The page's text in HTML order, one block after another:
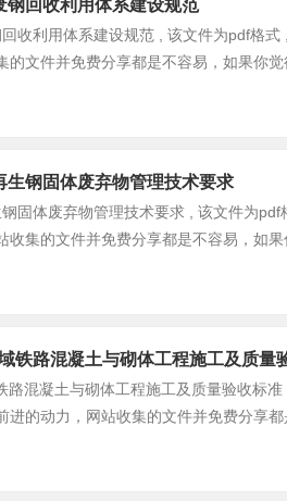
回收利用体系建设规范
收利用体系建设规范 , 该文件为pdf格
的文件并免费分享都是不容易，如果你觉
钢固体废弃物管理技术要求
固体废弃物管理技术要求 , 该文件为
收集的文件并免费分享都是不容易，如果
铁路混凝土与砌体工程施工及质量
混凝土与砌体工程施工及质量验收标
进的动力，网站收集的文件并免费分享都